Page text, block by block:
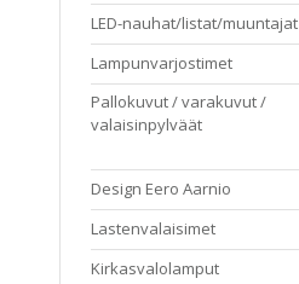
LED-nauhat/listat/muuntajat
Lampunvarjostimet
Pallokuvut / varakuvut /
valaisinpylväät
Design Eero Aarnio
Lastenvalaisimet
Kirkasvalolamput